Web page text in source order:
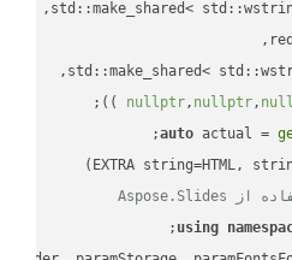
nullptr, nullptr,
))
;
auto actual =
using